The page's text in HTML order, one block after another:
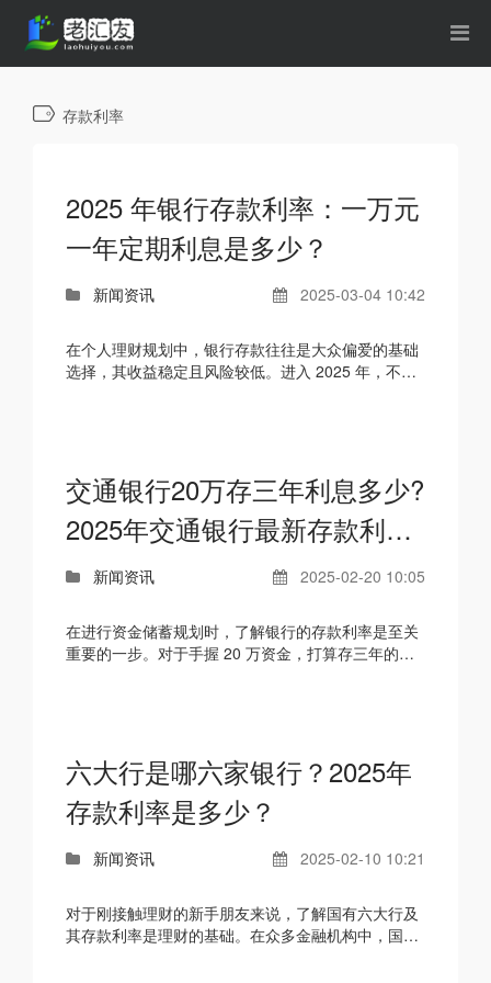
存款利率
2025 年银行存款利率：一万元
一年定期利息是多少？
新闻资讯 2025-03-04 10:42
在个人理财规划中，银行存款往往是大众偏爱的基础
选择，其收益稳定且风险较低。进入 2025 年，不少
交通银行20万存三年利息多少?
2025年交通银行最新存款利
率?新闻资讯 2025-02-20 10:05
在进行资金储蓄规划时，了解银行的存款利率是至关
重要的一步。对于手握 20 万资金，打算存三年的储
六大行是哪六家银行？2025年
存款利率是多少？
新闻资讯 2025-02-10 10:21
对于刚接触理财的新手朋友来说，了解国有六大行及
其存款利率是理财的基础。在众多金融机构中，国有